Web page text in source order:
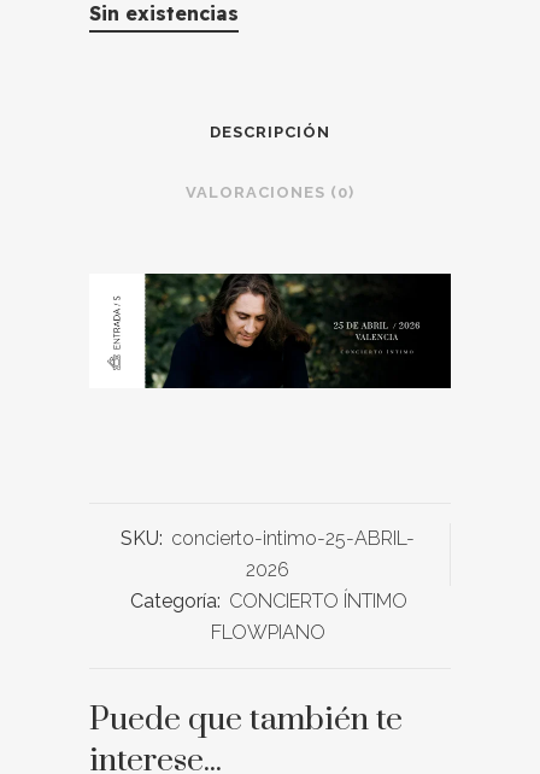
Sin existencias
DESCRIPCIÓN
VALORACIONES (0)
SKU: concierto-intimo-25-ABRIL-
2026
Categoría: CONCIERTO ÍNTIMO
FLOWPIANO
Puede que también te
interese...